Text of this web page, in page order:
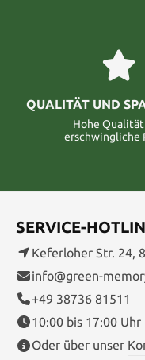
QUALITÄT UND
Hohe
erschwingliche
SERVICE-
Keferloher Str. 24,
info@green-
+49 38736 81511
10:00 bis 17:00 Uhr
Oder über unser